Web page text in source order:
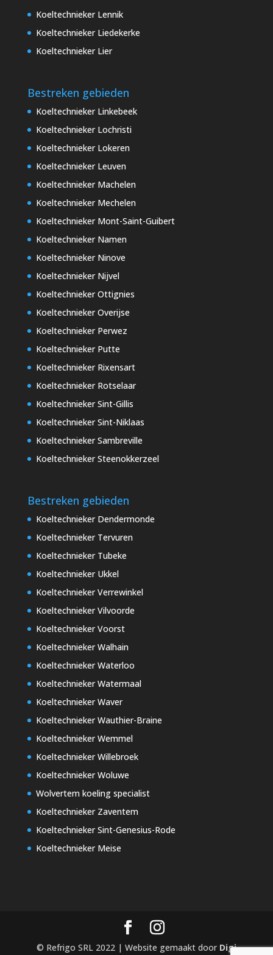
Koeltechnieker Lennik
Koeltechnieker Liedekerke
Koeltechnieker Lier
Bestreken gebieden
Koeltechnieker Linkebeek
Koeltechnieker Lochristi
Koeltechnieker Lokeren
Koeltechnieker Leuven
Koeltechnieker Machelen
Koeltechnieker Mechelen
Koeltechnieker Mont-Saint-Guibert
Koeltechnieker Namen
Koeltechnieker Ninove
Koeltechnieker Nijvel
Koeltechnieker Ottignies
Koeltechnieker Overijse
Koeltechnieker Perwez
Koeltechnieker Putte
Koeltechnieker Rixensart
Koeltechnieker Rotselaar
Koeltechnieker Sint-Gillis
Koeltechnieker Sint-Niklaas
Koeltechnieker Sambreville
Koeltechnieker Steenokkerzeel
Bestreken gebieden
Koeltechnieker Dendermonde
Koeltechnieker Tervuren
Koeltechnieker Tubeke
Koeltechnieker Ukkel
Koeltechnieker Verrewinkel
Koeltechnieker Vilvoorde
Koeltechnieker Voorst
Koeltechnieker Walhain
Koeltechnieker Waterloo
Koeltechnieker Watermaal
Koeltechnieker Waver
Koeltechnieker Wauthier-Braine
Koeltechnieker Wemmel
Koeltechnieker Willebroek
Koeltechnieker Woluwe
Wolvertem koeling specialist
Koeltechnieker Zaventem
Koeltechnieker Sint-Genesius-Rode
Koeltechnieker Meise
© Refrigo SRL 2022 | Website gemaakt door Digi